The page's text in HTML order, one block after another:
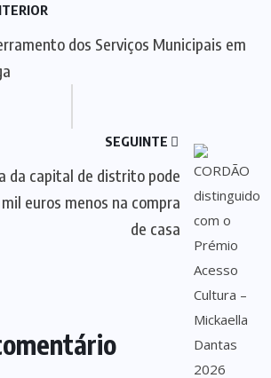
dos Serviços Municipais em
SEGUINTE
da capital de distrito pode
euros menos na compra
de casa